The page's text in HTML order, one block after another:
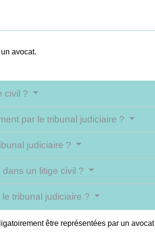
avocat.
civil ?
par le tribunal judiciaire ?
judiciaire ?
un litige civil ?
tribunal judiciaire ?
être représentées par un avocat